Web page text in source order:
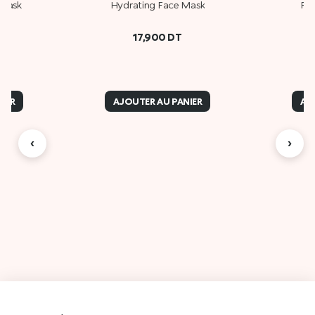
Hydrating Face Mask
17,900 DT
AJOUTER AU PANIER
‹ ›